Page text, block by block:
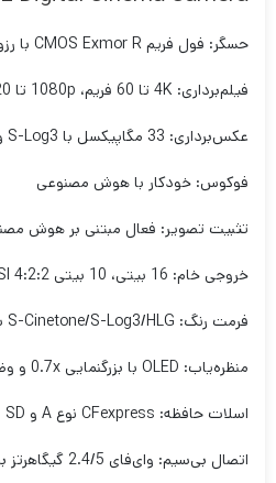
حسگر: فول فریم CMOS Exmor R با رزولوشن 33 مگاپیکسل
فیلم‌برداری: 4K تا 60 فریم، 1080p تا 120 فریم در ثانیه
عکس‌برداری: 33 مگاپیکسل با S-Log3 و ایزو 800/4000
فوکوس: خودکار با هوش مصنوعی
تثبیت تصویر: فعال مبتنی بر هوش
خروجی خام: 16 بیتی، 10 بیتی 4:2:2 XAVC SI
فرمت رنگ: S-Cinetone/S-Log3/HLG با DR بیش از 15 استاپ
منظره‌یاب: OLED با بزرگنمایی 0.7x و وضوح 3.68 میلیون نقطه
اسلات حافظه: CFexpress نوع A و SD
اتصال بی‌سیم: وای‌فای 2.4/5 گیگاهرتز برای پخش زنده 4K